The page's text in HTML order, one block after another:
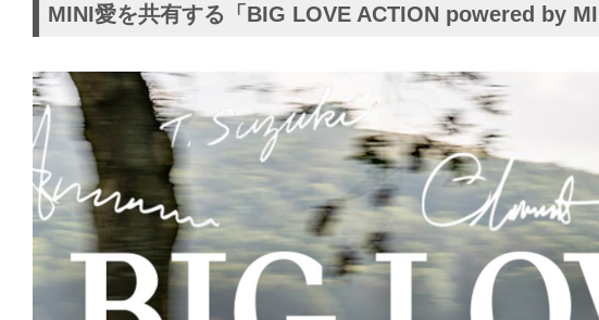
MINI愛を共有する「BIG LOVE ACTION powered by